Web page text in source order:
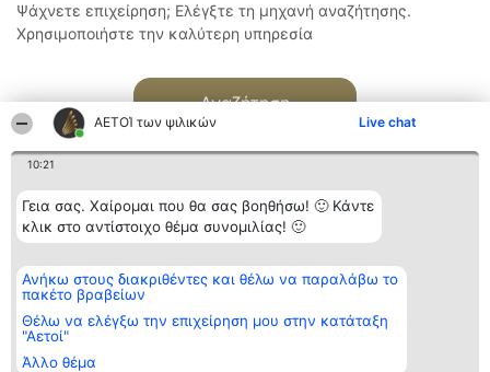
ΑΕΤΟΊ των ψιλικών Live chat
10:21
Γεια σας. Χαίρομαι που θα σας βοηθήσω! 🙂 Κάντε
κλικ στο αντίστοιχο θέμα συνομιλίας! 🙂
Ανήκω στους διακριθέντες και θέλω να παραλάβω το
πακέτο βραβείων
Θέλω να ελέγξω την επιχείρηση μου στην κατάταξη
"Αετοί"
Άλλο θέμα
Ψάχνετε επιχείρηση; Ελέγξτε τη μηχανή αναζήτησης.
Χρησιμοποιήστε την καλύτερη υπηρεσία
Αναζήτηση
Διοργανωτής της
κατάταξης
BEAUTIFUL COMPANY
ΤΗΛ. ΕΠΙΚΟΙΝΩΝΙΑΣ:
2104128019
email:
Κατάταξη
Διακριθέντες
των
διακριθέντων
Επικοινωνία
Επικοινωνία